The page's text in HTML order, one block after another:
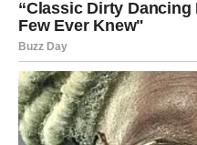
problemima.Zlata je svjesna
uspona i padova, ali je
Često ističe kako je mentalna
fizička u ovom procesu, te
pozitivnim ljudima koji će ih